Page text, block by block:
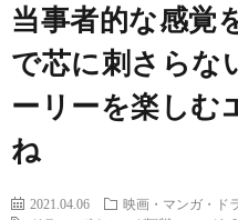
当事者的な感覚
で芯に刺さらな
ーリーを楽しむ
ね
2021.04.06
映画・マンガ・ド